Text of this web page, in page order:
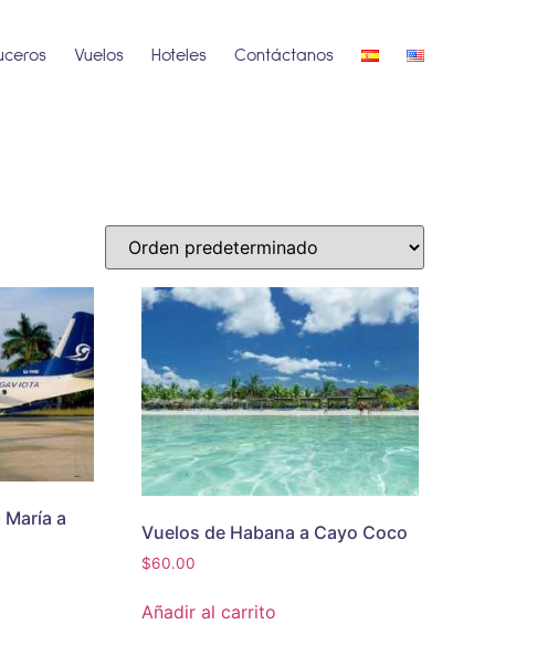
Vuelos Hoteles Contáctanos
a
Vuelos de Habana a Cayo Coco
$60.00
Añadir al carrito